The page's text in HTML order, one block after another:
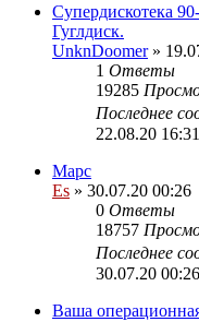
Супердискотека
Гуглдиск.
UnknDoomer»
1 Ответы
19285
Последнее
22.08.20 16:31
Марс
Es » 30.07.20 00:26
0 Ответы
18757
Последнее
30.07.20 00:26
Ваша